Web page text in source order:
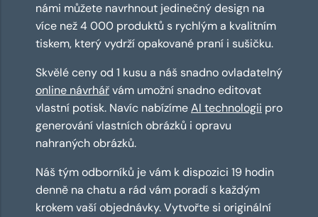
námi můžete navrhnout jedinečný design na
více než 4 000 produktů s rychlým a kvalitním
tiskem, který vydrží opakované praní i sušičku.
Skvělé ceny od 1 kusu a náš snadno ovladatelný
online návrhářvám umožní snadno editovat
vlastní potisk. Navíc nabízímeAI technologii pro
generování vlastních obrázků i opravu
nahraných obrázků.
Náš tým odborníků je vám k dispozici 19 hodin
denně na chatu a rád vám poradí s každým
krokem vaší objednávky. Vytvořte si originální